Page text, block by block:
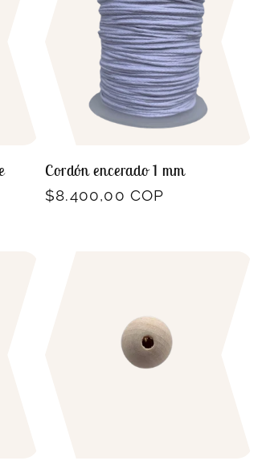
Cordón encerado 1 mm
Precio
$8.400,00 COP